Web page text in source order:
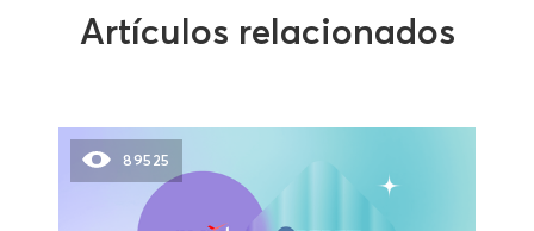
Artículos relacionados
89525